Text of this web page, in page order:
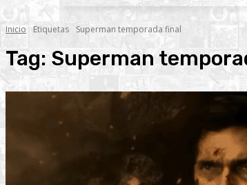
Inicio Etiquetas Superman temporada final
Tag: Superman